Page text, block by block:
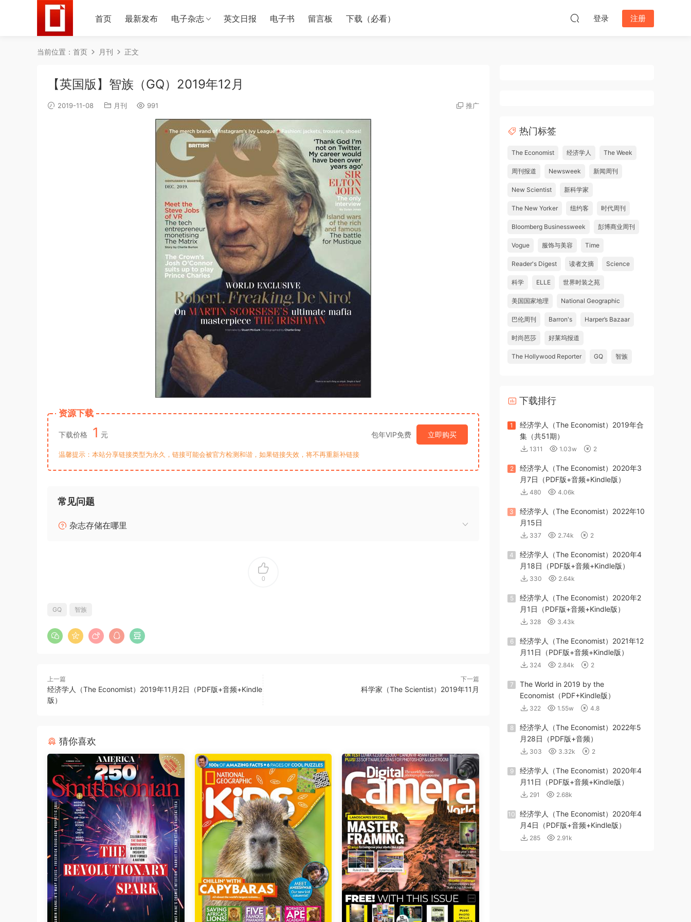
首页 最新发布 电子杂志 英文日报 电子书 留言板 下载（必看） 登录 注册
当前位置： 首页 月刊 正文
【英国版】智族（GQ）2019年12月
2019-11-08 月刊 991 推广
资源下载
下载价格 1 元 包年VIP免费 立即购买
温馨提示：本站分享链接类型为永久，链接可能会被官方检测和谐，如果链接失效，将不再重新补链接
常见问题
杂志存储在哪里
0
GQ 智族
上一篇
经济学人（The Economist）2019年11月2日（PDF版+音频+Kindle
版）
下一篇
科学家（The Scientist）2019年11月
猜你喜欢
热门标签
The Economist 经济学人 The Week
周刊报道 Newsweek 新闻周刊
New Scientist 新科学家
The New Yorker 纽约客 时代周刊
Bloomberg Businessweek 彭博商业周刊
Vogue 服饰与美容 Time
Reader's Digest 读者文摘 Science
科学 ELLE 世界时装之苑
美国国家地理 National Geographic
巴伦周刊 Barron's Harper’s Bazaar
时尚芭莎 好莱坞报道
The Hollywood Reporter GQ 智族
下载排行
1
经济学人（The Economist）2019年合
集（共51期）
1311 1.03w 2
2
经济学人（The Economist）2020年3
月7日（PDF版+音频+Kindle版）
480 4.06k
3
经济学人（The Economist）2022年10
月15日
337 2.74k 2
4
经济学人（The Economist）2020年4
月18日（PDF版+音频+Kindle版）
330 2.64k
5
经济学人（The Economist）2020年2
月1日（PDF版+音频+Kindle版）
328 3.43k
6
经济学人（The Economist）2021年12
月11日（PDF版+音频+Kindle版）
324 2.84k 2
7
The World in 2019 by the
Economist（PDF+Kindle版）
322 1.55w 4.8
8
经济学人（The Economist）2022年5
月28日（PDF版+音频）
303 3.32k 2
9
经济学人（The Economist）2020年4
月11日（PDF版+音频+Kindle版）
291 2.68k
10
经济学人（The Economist）2020年4
月4日（PDF版+音频+Kindle版）
285 2.91k